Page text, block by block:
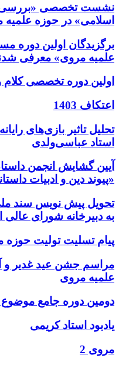
نشست تخصصی «بررسی
اسلامی» در حوزه
برگزیدگان اولین دوره
علمیه مروی» معرفی
اولین دوره تخصصی کلام
اعتکاف 1403
تحلیل تاثیر بازی‌های
استاد عباسی‌ولدی
آیین گشایش انجمن
«پیوند دین و ادبیات
تحویل پیش نویس سند
به دبیرخانه شورای عالی
پیام تسلیت تولیت حوزه
مراسم جشن عید غدیر و
علمیه مروی
دومین دوره جامع موضوع
یادبود استاد کریمی
مروی 2